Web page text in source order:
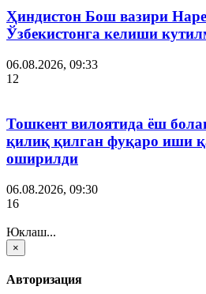
Ҳиндистон Бош вазири
Ўзбекистонга келиши
06.08.2026, 09:33
12
Тошкент вилоятида ёш
қилиқ қилган фуқаро иши
оширилди
06.08.2026, 09:30
16
Юклаш...
×
Авторизация